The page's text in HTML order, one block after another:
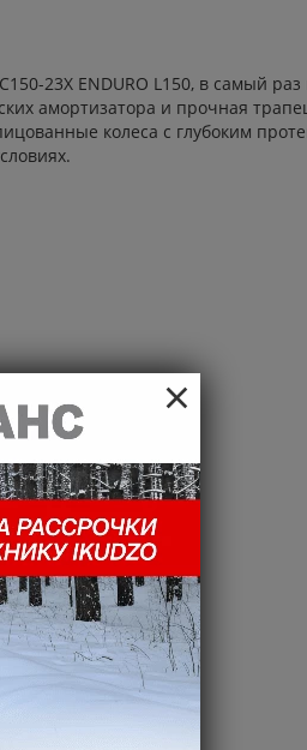
23X ENDURO L150, в самый
амортизатора и прочная
колеса с глубоким
×